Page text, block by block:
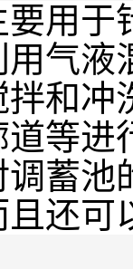
用于
气
和
等进
蓄
还可